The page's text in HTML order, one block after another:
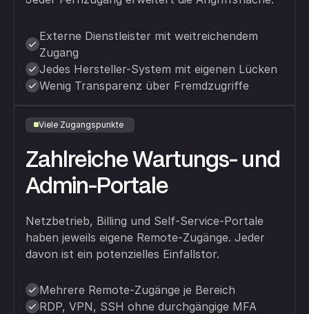
Externe Dienstleister mit weitreichendem
Zugang
Jedes Hersteller-System mit eigenen Lücken
Wenig Transparenz über Fremdzugriffe
Viele Zugangspunkte
Zahlreiche Wartungs- und
Admin-Portale
Netzbetrieb, Billing und Self-Service-Portale
haben jeweils eigene Remote-Zugänge. Jeder
davon ist ein potenzielles Einfallstor.
Mehrere Remote-Zugänge je Bereich
RDP, VPN, SSH ohne durchgängige MFA